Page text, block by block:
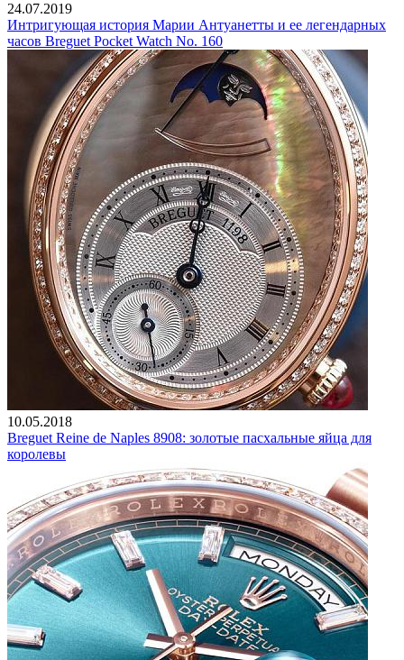
24.07.2019
Интригующая история Марии Антуанетты и ее легендарных
часов Breguet Pocket Watch No. 160
10.05.2018
Breguet Reine de Naples 8908: золотые пасхальные яйца для
королевы